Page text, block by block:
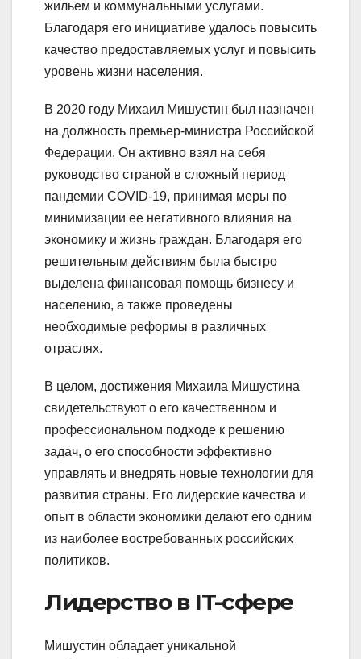
жильем и коммунальными услугами.
Благодаря его инициативе удалось повысить
качество предоставляемых услуг и повысить
уровень жизни населения.
В 2020 году Михаил Мишустин был назначен
на должность премьер-министра Российской
Федерации. Он активно взял на себя
руководство страной в сложный период
пандемии COVID-19, принимая меры по
минимизации ее негативного влияния на
экономику и жизнь граждан. Благодаря его
решительным действиям была быстро
выделена финансовая помощь бизнесу и
населению, а также проведены
необходимые реформы в различных
отраслях.
В целом, достижения Михаила Мишустина
свидетельствуют о его качественном и
профессиональном подходе к решению
задач, о его способности эффективно
управлять и внедрять новые технологии для
развития страны. Его лидерские качества и
опыт в области экономики делают его одним
из наиболее востребованных российских
политиков.
Лидерство в IT-сфере
Мишустин обладает уникальной